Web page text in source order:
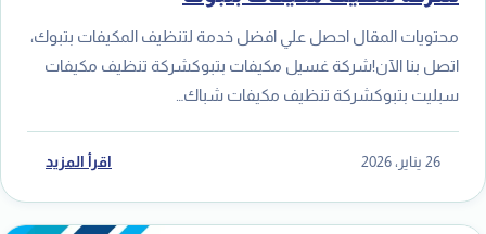
محتويات المقال احصل علي افضل خدمة لتنظيف المكيفات بتبوك،
اتصل بنا الآن!شركة غسيل مكيفات بتبوكشركة تنظيف مكيفات
سبليت بتبوكشركة تنظيف مكيفات شباك…
26 يناير، 2026 اقرأ المزيد